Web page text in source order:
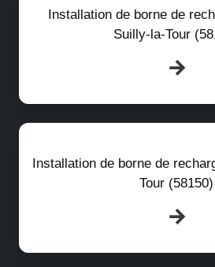
Installation de borne de
Suilly-la-Tour
Installation de borne de
Tour (58150)